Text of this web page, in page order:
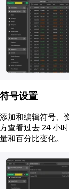
符号设置
添加和编辑符号、
方查看过去 24 小
量和百分比变化。